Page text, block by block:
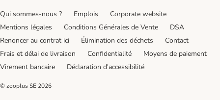
Qui sommes-nous ? Emplois
Corporate website
Mentions légales
Conditions Générales de Vente
DSA
Renoncer au contrat ici
Élimination des déchets
Contact
Frais et délai de livraison
Confidentialité
Moyens de paiement
Virement bancaire
Déclaration d'accessibilité
© zooplus SE 2026